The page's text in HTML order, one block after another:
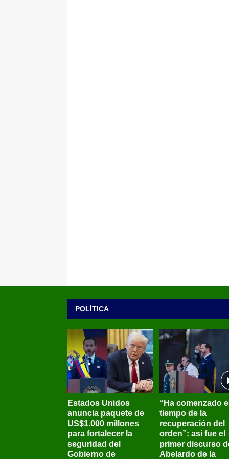
POLÍTICA
Estados Unidos
anuncia paquete de
US$1.000 millones
para fortalecer la
seguridad del
Gobierno de
“Ha comenzado el
tiempo de la
recuperación del
orden”: así fue el
primer discurso
Abelardo de la